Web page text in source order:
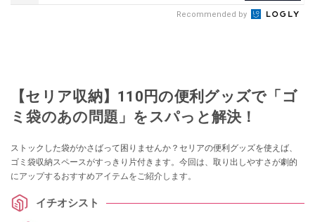
Recommended by
【セリア収納】110円の便利グッズで「ゴ
ミ袋のあの問題」をスパっと解決！
ストックした袋がかさばって困りませんか？セリアの便利グッズを使えば、
ゴミ袋収納スペースがすっきり片付きます。今回は、取り出しやすさが劇的
にアップするおすすめアイテムをご紹介します。
イチオシスト